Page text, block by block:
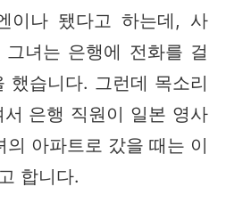
이나 됐다고 하는데, 사
녀는 은행에 전화를 걸
했습니다. 그런데 목소리
은행 직원이 일본 영사
아파트로 갔을 때는 이
합니다.